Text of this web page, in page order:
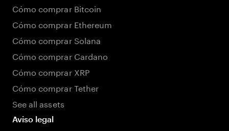
Cómo comprar Bitcoin
Cómo comprar Ethereum
Cómo comprar Solana
Cómo comprar Cardano
Cómo comprar XRP
Cómo comprar Tether
See all assets
Aviso legal